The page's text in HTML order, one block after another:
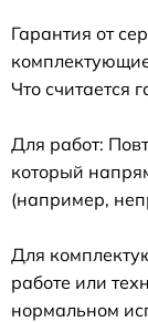
Гарантия от
Что считается
Для работ:
который
(например,
Для
работе или
нормальном